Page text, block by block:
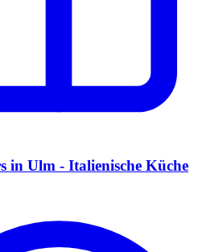
in Ulm - Italienische Küche